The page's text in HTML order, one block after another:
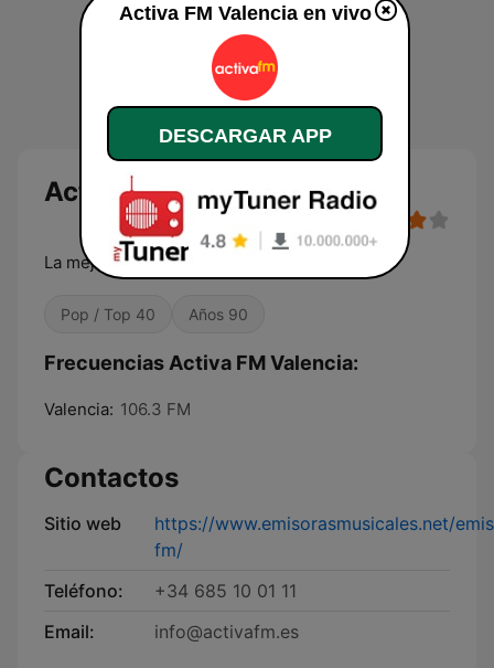
Activa FM Valencia
La mejor combinación de éxitos
Pop / Top 40 Años 90
Frecuencias Activa FM Valencia:
Valencia: 106.3 FM
Contactos
Sitio web
https://www.emisorasmusicales.net/
fm/
Teléfono:
+34 685 10 01 11
Email:
info@activafm.es
Activa FM Valencia en vivo
DESCARGAR APP